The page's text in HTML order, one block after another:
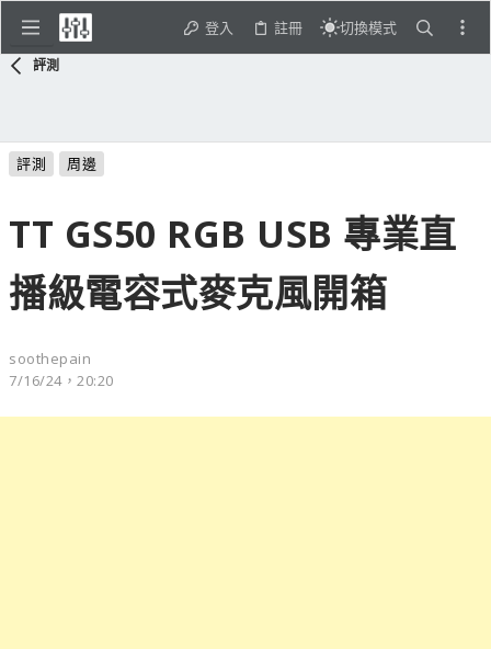
登入 註冊 切換模式
評測
評測 周邊
TT GS50 RGB USB 專業直
播級電容式麥克風開箱
soothepain
7/16/24，20:20